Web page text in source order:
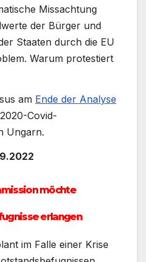
Missachtung
der Bürger und
Staaten durch die EU
Warum protestiert
am Ende der Analyse
Covid-
Ungarn.
möchte
erlangen
im Falle einer Krise